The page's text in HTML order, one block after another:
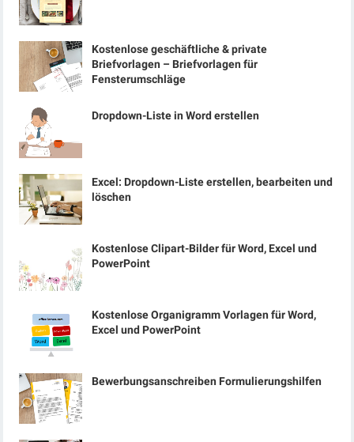
Kostenlose geschäftliche & private
Briefvorlagen – Briefvorlagen für
Fensterumschläge
Dropdown-Liste in Word erstellen
Excel: Dropdown-Liste erstellen, bearbeiten und
löschen
Kostenlose Clipart-Bilder für Word, Excel und
PowerPoint
Kostenlose Organigramm Vorlagen für Word,
Excel und PowerPoint
Bewerbungsanschreiben Formulierungshilfen